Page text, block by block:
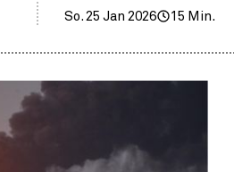
So. 25 Jan 2026 15 Min.